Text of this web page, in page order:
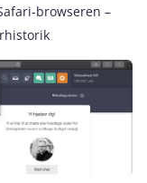
browseren –